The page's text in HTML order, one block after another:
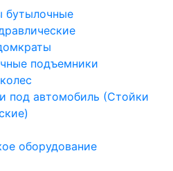
бутылочные
подъемники
под автомобиль (Стойки
оборудование